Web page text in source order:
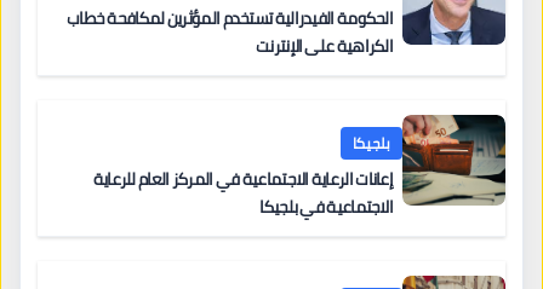
الحكومة الفيدرالية تستخدم المؤثرين لمكافحة خطاب
الكراهية على الإنترنت
بلجيكا
إعانات الرعاية الاجتماعية في المركز العام للرعاية
الاجتماعية في بلجيكا